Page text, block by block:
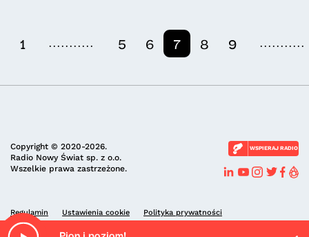
1 ........... 5 6 7 8 9 ...........
Copyright © 2020-2026.
Radio Nowy Świat sp. z o.o.
Wszelkie prawa zastrzeżone.
WSPIERAJ RADIO
Regulamin Ustawienia cookie Polityka prywatności